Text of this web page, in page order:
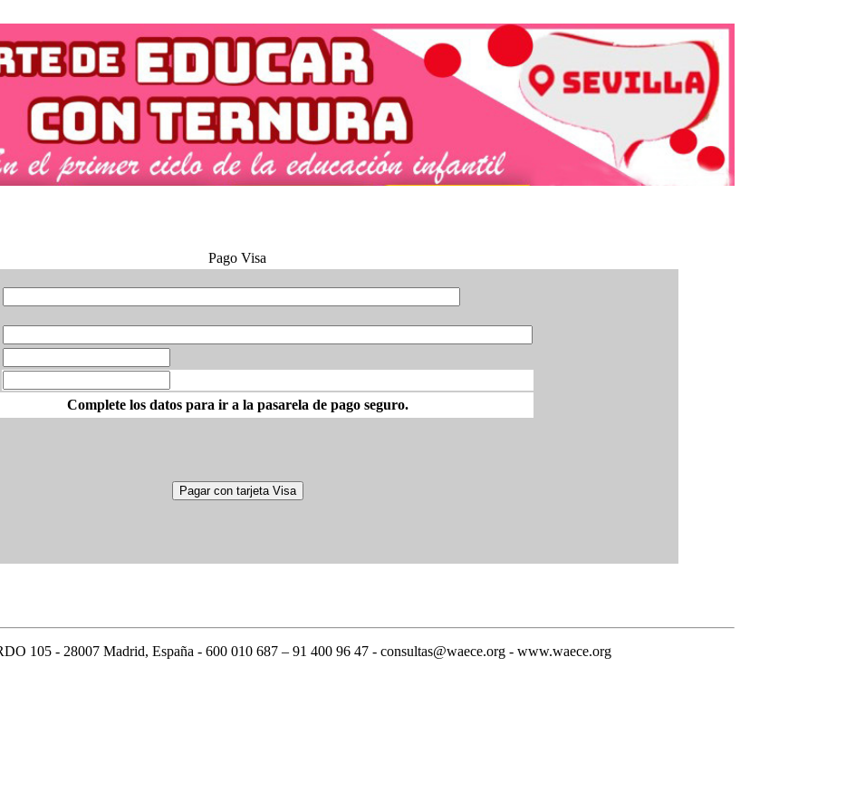
Pago Visa
Complete los datos para ir a la pasarela de pago seguro.
105 - 28007 Madrid, España - 600 010 687 – 91 400 96 47 - consultas@waece.org - www.waece.org